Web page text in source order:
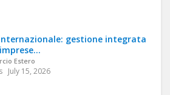
internazionale: gestione integrata
Estero
July 15, 2026